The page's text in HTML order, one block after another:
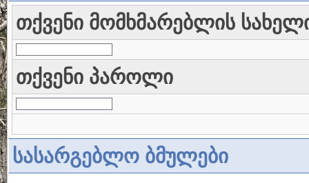
თქვენი მომხმარებლის
თქვენი პაროლი
სასარგებლო ბმულები